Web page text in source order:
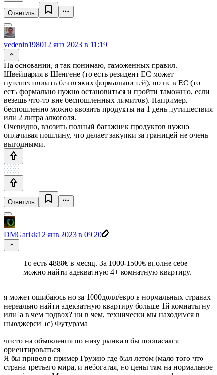
Ответить
vedenin198012 янв 2023 в 11:19
На основании, я так понимаю, таможенных правил.
Швейцария в Шенгене (то есть резидент ЕС может
путешествовать без всяких формальностей), но не в ЕС (то
есть формально нужно остановиться и пройти таможню, если
везешь что-то вне беспошленных лимитов). Например,
беспошленно можно ввозить продукты на 1 день путишествия
или 2 литра алкоголя.
Очевидно, ввозить полный багажник продуктов нужно
оплачивая пошлину, что делает закупки за границей не очень
выгодными.
Ответить
DMGarikk12 янв 2023 в 09:20
То есть 4888€ в месяц. За 1000-1500€ вполне себе
можно найти адекватную 4+ комнатную квартиру.
я может ошибаюсь но за 1000долл/евро в нормальных странах
нереально найти адекватную квартиру больше 1й комнаты ну
или 'а в чем подвох? ни в чем, технически мы находимся в
ньюджерси' (с) Футурама
чисто на объявления по низу рынка я бы поопасался
ориентироваться
Я бы привел в пример Грузию где был летом (мало того что
страна третьего мира, и небогатая, но цены там на нормальное